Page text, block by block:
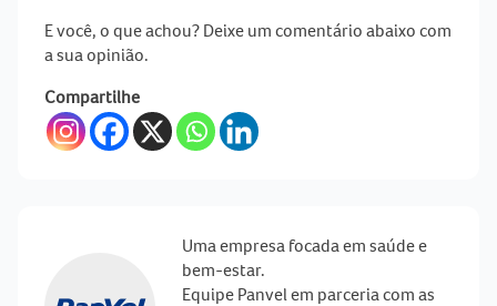
E você, o que achou? Deixe um comentário abaixo com
a sua opinião.
Compartilhe
Uma empresa focada em saúde e
bem-estar.
Equipe Panvel em parceria com as